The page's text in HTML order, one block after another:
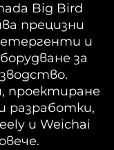
Big Bird
прецизни
и
за
проектиране
разработки,
и Weichai